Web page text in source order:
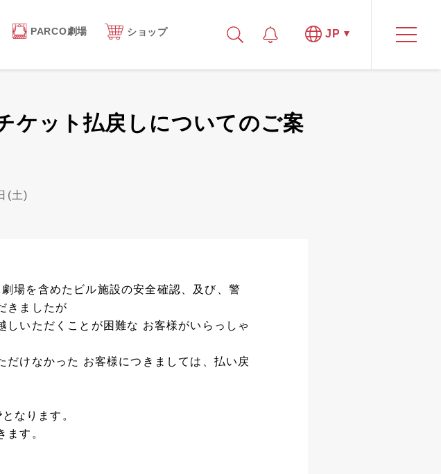
PARCO劇場 ショップ JP
ケット払戻しについてのご案
(土)
場を含めたビル施設の安全確認、及び、警
きましたが
いただくことが困難な お客様がいらっしゃ
けなかった お客様につきましては、払い戻
となります。
ます。